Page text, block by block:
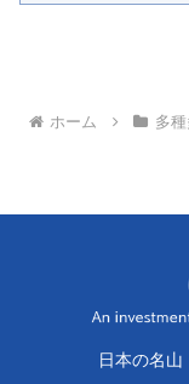
ホーム 多
日本の名山